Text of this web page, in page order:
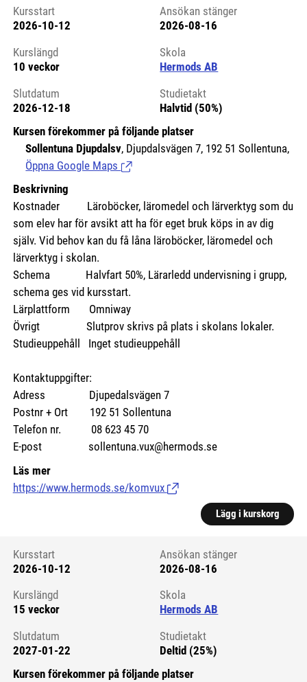
Kursstart 6176751
Kursstart
2026-10-12
Ansökan stänger
2026-08-16
Kurslängd
10 veckor
Skola
Hermods AB
Slutdatum
2026-12-18
Studietakt
Halvtid (50%)
Kursen förekommer på följande platser
Sollentuna Djupdalsv, Djupdalsvägen 7, 192 51 Sollentuna,
Öppna Google Maps (Länk till extern sida.)
Beskrivning
Kostnader
Läroböcker, läromedel och lärverktyg som du
som elev har för avsikt att ha för eget bruk köps in av dig
själv. Vid behov kan du få låna läroböcker, läromedel och
lärverktyg i skolan.
Schema Halvfart 50%, Lärarledd undervisning i grupp,
schema ges vid kursstart.
Lärplattform Omniway
Övrigt Slutprov skrivs på plats i skolans lokaler.
Studieuppehåll Inget studieuppehåll
Kontaktuppgifter:
Adress Djupedalsvägen 7
Postnr + Ort 192 51 Sollentuna
Telefon nr. 08 623 45 70
E-post sollentuna.vux@hermods.se
Läs mer
https://www.hermods.se/komvux (Länk till extern sida.)
Lägg i kurskorg
Kursstart 6177409
Kursstart
2026-10-12
Ansökan stänger
2026-08-16
Kurslängd
15 veckor
Skola
Hermods AB
Slutdatum
2027-01-22
Studietakt
Deltid (25%)
Kursen förekommer på följande platser